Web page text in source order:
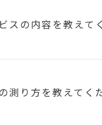
スの内容を教えて
測り方を教えてく